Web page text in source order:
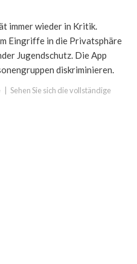
immer wieder in Kritik.
Eingriffe in die Privatsphäre
Jugendschutz. Die App
diskriminieren.
Sehen Sie sich die vollständige